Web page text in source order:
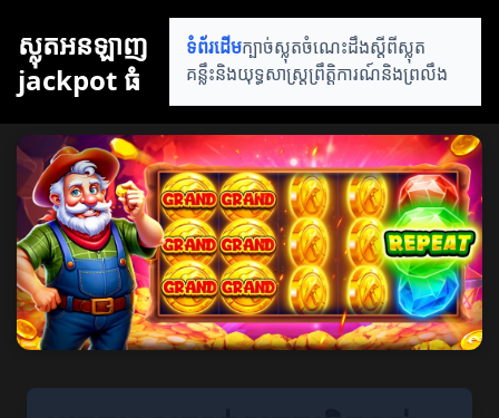
ស្លុតអនឡាញ
jackpot ធំ
ទំព័រដើមក្បាច់ស្លុតចំណេះដឹងស្តីពីស្លុត
គន្លឹះនិងយុទ្ធសាស្ត្រព្រឹត្តិការណ៍និងព្រលឹង